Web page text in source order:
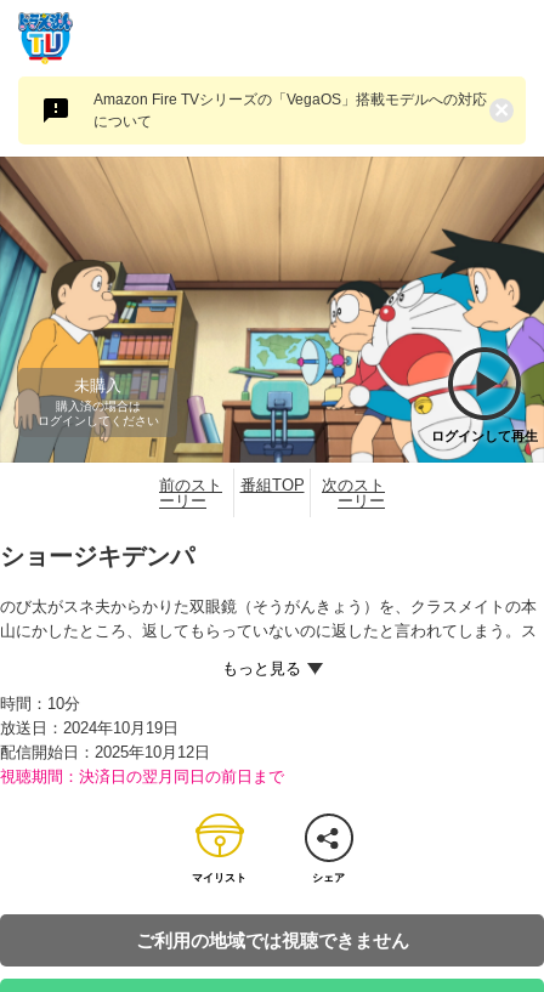
Amazon Fire TVシリーズの「VegaOS」搭載モデルへの対応
について
×
未購入
購入済の場合は
ログインしてください
ログインして再生
前のスト
ーリー
番組TOP
次のスト
ーリー
ショージキデンパ
のび太がスネ夫からかりた双眼鏡（そうがんきょう）を、クラスメイトの本
山にかしたところ、返してもらっていないのに返したと言われてしまう。ス
び太がなくしたにちがいないと決めつけられてしまった…。その上、その双
眼鏡はパパがスイスで買ってきた高級品だというのだ。
話を聞いたドラえもんはのび太をうたがいつつも、どんなウソつきも本当の
ことをしゃべってしまうという『ショージキデンパ』を取り出す。すると、
のび太はショージキデンパをドラえもんに向けて、スイッチをオン。ドラえ
それを聞いたのび太はおこりつつも、ショージキデンパを手に本山の家へ。
ところが、居留守（いるす）をつかわれてしまう。そうとは知らないのび太
が本山を探していると、ジャイアンがみんなを空き地にあつめて、歌を披露
時間： 10分
放送日：2024年10月19日
配信開始日： 2025年10月12日
視聴期間：決済日の翌月同日の前日まで
マイリスト シェア
ご利用の地域では視聴できません